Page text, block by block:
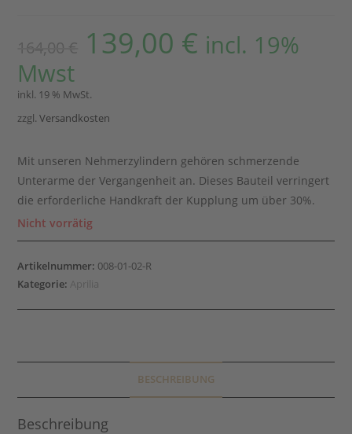
164,00 € 139,00 € incl. 19%
Mwst
inkl. 19 % MwSt.
zzgl.Versandkosten
Mit unseren Nehmerzylindern gehören schmerzende
Unterarme der Vergangenheit an. Dieses Bauteil verringert
die erforderliche Handkraft der Kupplung um über 30%.
Nicht vorrätig
Artikelnummer: 008-01-02-R
Kategorie: Aprilia
BESCHREIBUNG
Beschreibung